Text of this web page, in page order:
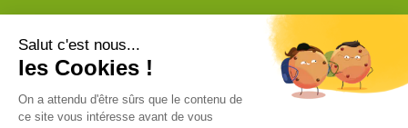
Vive l'élevage
Achat en ligne